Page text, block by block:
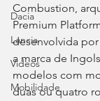
Dacia
Lancia
Videos
Mobilidade
Combustion,
Premium
desenvolvida
a marca de
modelos com
duas ou quatro